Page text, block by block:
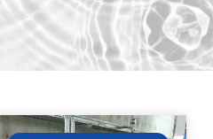
Page 3